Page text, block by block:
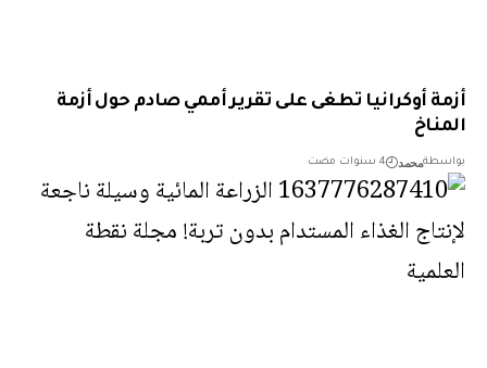
أوكرانيا تطغى على تقرير أممي صادم حول أزمة
محمد 4 سنوات مضت